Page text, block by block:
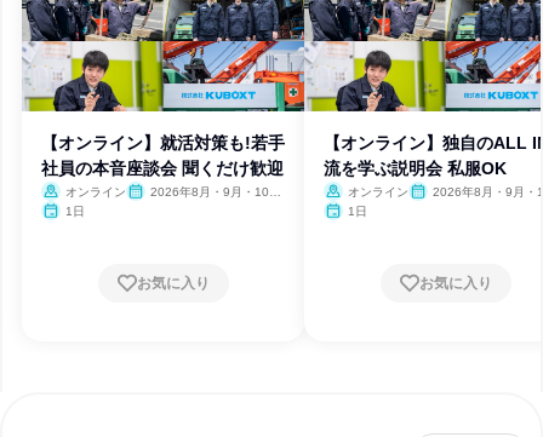
【オンライン】就活対策も!若手
社員の本音座談会 聞くだけ歓迎
オンライン
2026年8月・9月・10
1日
お気に入り
【オンライン】独自のALL
流を学ぶ説明会 私服OK
オンライン
2026年8月・9月・
1日
お気に入り